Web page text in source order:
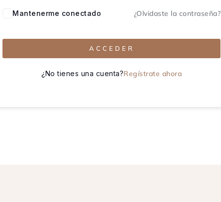
Mantenerme conectado ¿Olvidaste la contraseña?
ACCEDER
¿No tienes una cuenta?Regístrate ahora